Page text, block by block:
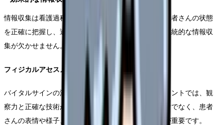
情報収集は看護過程の基盤となる重要な要素です。患者さんの状態
を正確に把握し、適切なケアを提供するためには、系統的な情報収
集が欠かせません。
フィジカルアセスメントの実践
バイタルサインの測定から始まるフィジカルアセスメントでは、観
察力と正確な技術が求められます。測定値の記録だけでなく、患者
さんの表情や様子、皮膚の状態など、総合的な観察が重要です。